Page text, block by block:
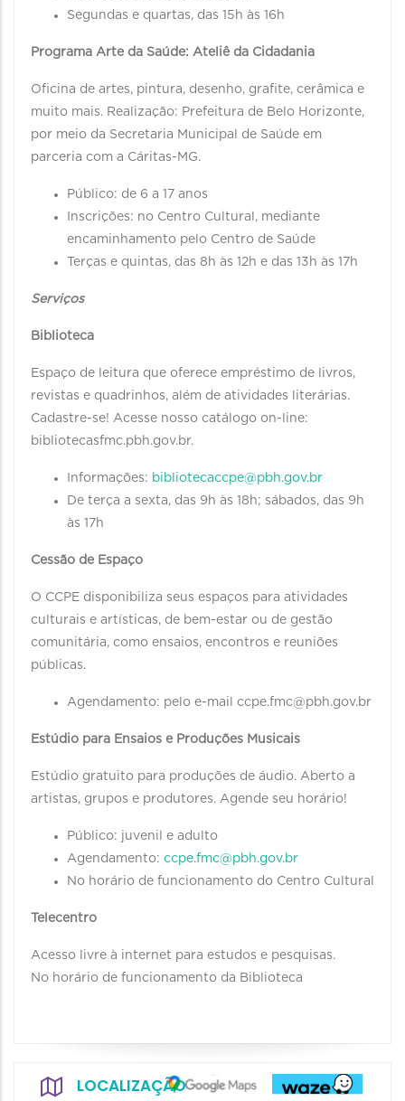
Segundas e quartas, das 15h às 16h
Programa Arte da Saúde: Ateliê da Cidadania
Oficina de artes, pintura, desenho, grafite, cerâmica e
muito mais. Realização: Prefeitura de Belo Horizonte,
por meio da Secretaria Municipal de Saúde em
parceria com a Cáritas-MG.
Público: de 6 a 17 anos
Inscrições: no Centro Cultural, mediante
encaminhamento pelo Centro de Saúde
Terças e quintas, das 8h às 12h e das 13h às 17h
Serviços
Biblioteca
Espaço de leitura que oferece empréstimo de livros,
revistas e quadrinhos, além de atividades literárias.
Cadastre-se! Acesse nosso catálogo on-line:
bibliotecasfmc.pbh.gov.br.
Informações: bibliotecaccpe@pbh.gov.br
De terça a sexta, das 9h às 18h; sábados, das 9h
às 17h
Cessão de Espaço
O CCPE disponibiliza seus espaços para atividades
culturais e artísticas, de bem-estar ou de gestão
comunitária, como ensaios, encontros e reuniões
públicas.
Agendamento: pelo e-mail ccpe.fmc@pbh.gov.br
Estúdio para Ensaios e Produções Musicais
Estúdio gratuito para produções de áudio. Aberto a
artistas, grupos e produtores. Agende seu horário!
Público: juvenil e adulto
Agendamento: ccpe.fmc@pbh.gov.br
No horário de funcionamento do Centro Cultural
Telecentro
Acesso livre à internet para estudos e pesquisas.
No horário de funcionamento da Biblioteca
LOCALIZAÇÃO